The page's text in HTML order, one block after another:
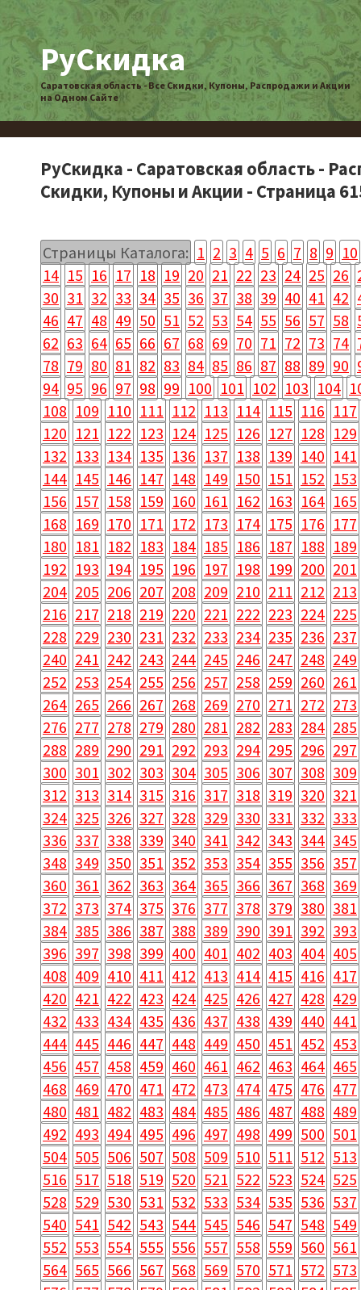
РуСкидка
Саратовская область - Все Скидки, Купоны, Распродажи и Акции
на Одном Сайте
РуСкидка - Саратовская область -
Скидки, Купоны и Акции - Страница
Страницы Каталога: 1 2 3 4 5 6 7 8 9 10
14 15 16 17 18 19 20 21 22 23 24 25 26
30 31 32 33 34 35 36 37 38 39 40 41 42
46 47 48 49 50 51 52 53 54 55 56 57 58
62 63 64 65 66 67 68 69 70 71 72 73 74
78 79 80 81 82 83 84 85 86 87 88 89 90
94 95 96 97 98 99 100 101 102 103 104
108 109 110 111 112 113 114 115 116 117
120 121 122 123 124 125 126 127 128 129
132 133 134 135 136 137 138 139 140 141
144 145 146 147 148 149 150 151 152 153
156 157 158 159 160 161 162 163 164 165
168 169 170 171 172 173 174 175 176 177
180 181 182 183 184 185 186 187 188 189
192 193 194 195 196 197 198 199 200 201
204 205 206 207 208 209 210 211 212 213
216 217 218 219 220 221 222 223 224 225
228 229 230 231 232 233 234 235 236 237
240 241 242 243 244 245 246 247 248 249
252 253 254 255 256 257 258 259 260 261
264 265 266 267 268 269 270 271 272 273
276 277 278 279 280 281 282 283 284 285
288 289 290 291 292 293 294 295 296 297
300 301 302 303 304 305 306 307 308 309
312 313 314 315 316 317 318 319 320 321
324 325 326 327 328 329 330 331 332 333
336 337 338 339 340 341 342 343 344 345
348 349 350 351 352 353 354 355 356 357
360 361 362 363 364 365 366 367 368 369
372 373 374 375 376 377 378 379 380 381
384 385 386 387 388 389 390 391 392 393
396 397 398 399 400 401 402 403 404 405
408 409 410 411 412 413 414 415 416 417
420 421 422 423 424 425 426 427 428 429
432 433 434 435 436 437 438 439 440 441
444 445 446 447 448 449 450 451 452 453
456 457 458 459 460 461 462 463 464 465
468 469 470 471 472 473 474 475 476 477
480 481 482 483 484 485 486 487 488 489
492 493 494 495 496 497 498 499 500 501
504 505 506 507 508 509 510 511 512 513
516 517 518 519 520 521 522 523 524 525
528 529 530 531 532 533 534 535 536 537
540 541 542 543 544 545 546 547 548 549
552 553 554 555 556 557 558 559 560 561
564 565 566 567 568 569 570 571 572 573